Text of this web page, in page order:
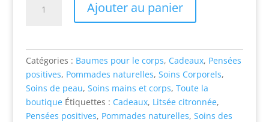
gère
mes
émotions
Ajouter au panier
Catégories : Baumes pour le corps, Cadeaux, Pensées
positives, Pommades naturelles, Soins Corporels,
Soins de peau, Soins mains et corps, Toute la
boutique Étiquettes : Cadeaux, Litsée citronnée,
Pensées positives, Pommades naturelles, Soins des